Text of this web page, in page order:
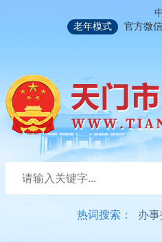
老年模式
官方微信
热词搜索： 办